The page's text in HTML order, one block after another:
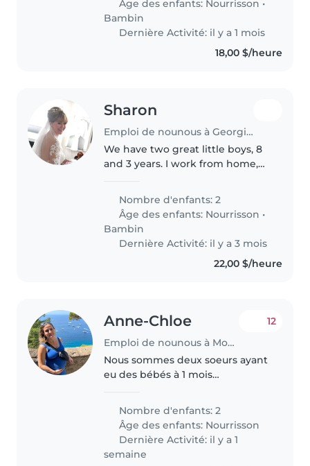
Âge des enfants: Nourrisson •
Bambin
Dernière Activité: il y a 1 mois
18,00 $/heure
Sharon
Emploi de nounous à Georgina
We have two great little boys, 8
and 3 years. I work from home,
We need a playful nanny who
will teach and play with our two
children, keep them in their..
Nombre d'enfants: 2
Âge des enfants: Nourrisson •
Bambin
Dernière Activité: il y a 3 mois
22,00 $/heure
Anne-Chloe
Emploi de nounous à Mont-Royal
12
Nous sommes deux soeurs ayant
eu des bébés à 1 mois
reprendre le travail en
septembre prochain (2026). Nous
cherchons une nanny pour les
heures ouvrables..
Nombre d'enfants: 2
Âge des enfants: Nourrisson
Dernière Activité: il y a 1
semaine